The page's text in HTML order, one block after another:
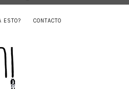
ESTO? CONTACTO